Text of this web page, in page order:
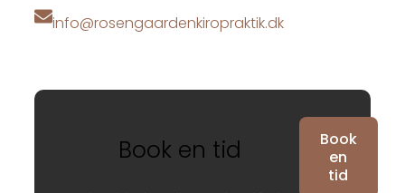
info@rosengaardenkiropraktik.dk
Book en tid
Book
en
tid